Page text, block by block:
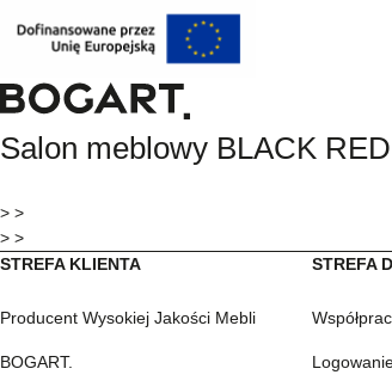
-
główna
Salon meblowy BLACK
> >
> >
STREFA KLIENTA
Producent Wysokiej Jakości Mebli
BOGART.
STREFA